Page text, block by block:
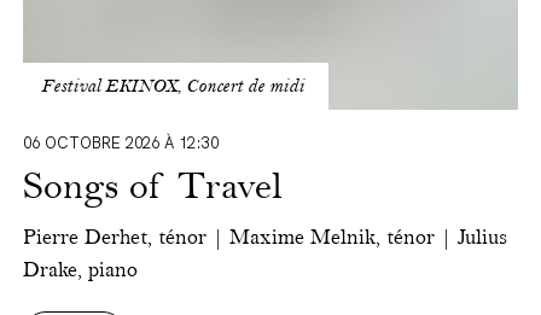
Festival EKINOX, Concert de midi
06 OCTOBRE 2026 À 12:30
Songs of Travel
Pierre Derhet, ténor | Maxime Melnik, ténor | Julius
Drake, piano